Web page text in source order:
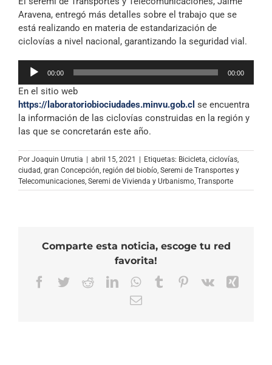
Aravena, entregó más detalles sobre el trabajo que se
está realizando en materia de estandarización de
ciclovías a nivel nacional, garantizando la seguridad vial.
Reproductor
audio
00:00 00:00
En el sitio web
https://laboratoriobiociudades.minvu.gob.cl se encuentra
la información de las ciclovías construidas en la región y
las que se concretarán este año.
Por Joaquin Urrutia | abril 15, 2021 | Etiquetas: Bicicleta ciclovías
ciudad gran Concepción región del biobío Seremi de Transportes y
Telecomunicaciones Seremi de Vivienda y Urbanismo Transporte
Comparte esta noticia, escoge tu red
favorita!
Facebook
TwitterRedditLinkedInWhatsApp
TumblrPinterest
Vk
Xing
Correo